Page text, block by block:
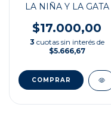
LA NIÑA Y LA GATA
$17.000,00
3 cuotas sin interés de
$5.666,67